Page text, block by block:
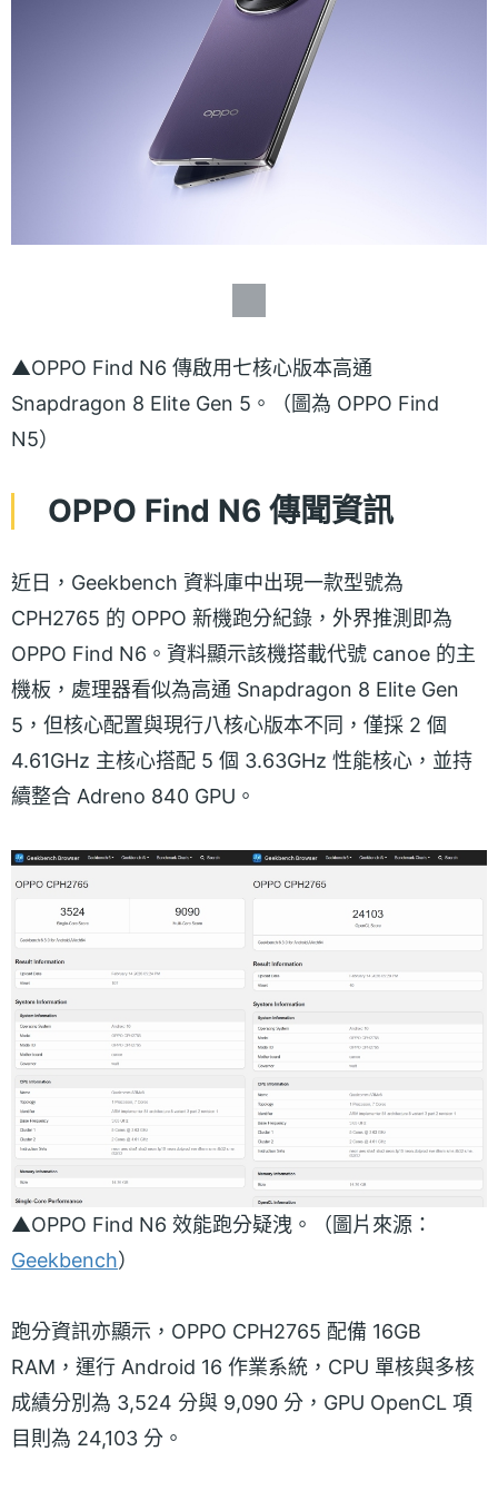
▲OPPO Find N6 傳啟用七核心版本高通
Snapdragon 8 Elite Gen 5。（圖為 OPPO Find
N5）
OPPO Find N6 傳聞資訊
近日，Geekbench 資料庫中出現一款型號為
CPH2765 的 OPPO 新機跑分紀錄，外界推測即為
OPPO Find N6。資料顯示該機搭載代號 canoe 的主
機板，處理器看似為高通 Snapdragon 8 Elite Gen
5，但核心配置與現行八核心版本不同，僅採 2 個
4.61GHz 主核心搭配 5 個 3.63GHz 性能核心，並持
續整合 Adreno 840 GPU。
▲OPPO Find N6 效能跑分疑洩。（圖片來源：
Geekbench）
跑分資訊亦顯示，OPPO CPH2765 配備 16GB
RAM，運行 Android 16 作業系統，CPU 單核與多核
成績分別為 3,524 分與 9,090 分，GPU OpenCL 項
目則為 24,103 分。